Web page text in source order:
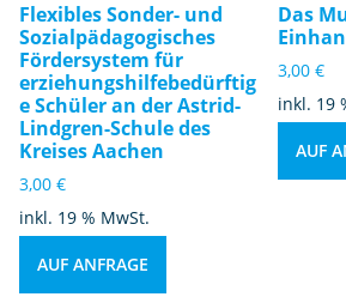
Flexibles Sonder- und
Sozialpädagogisches
Fördersystem für
erziehungshilfebedürftig
e Schüler an der Astrid-
Lindgren-Schule des
Kreises Aachen
3,00 €
inkl. 19 % MwSt.
AUF ANFRAGE
Das
3,00€
inkl. 19
AUF